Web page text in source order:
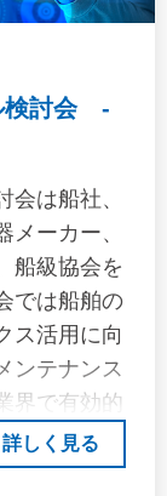
検討会 -
は船社、
ーカー、
船級協会を
では船舶の
ス活用に向
ンテナンス
界で有効的
を行う。本
用する側で
詳しく見る